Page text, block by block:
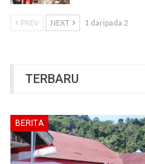
PREV NEXT 1 daripada 2
TERBARU
BERITA